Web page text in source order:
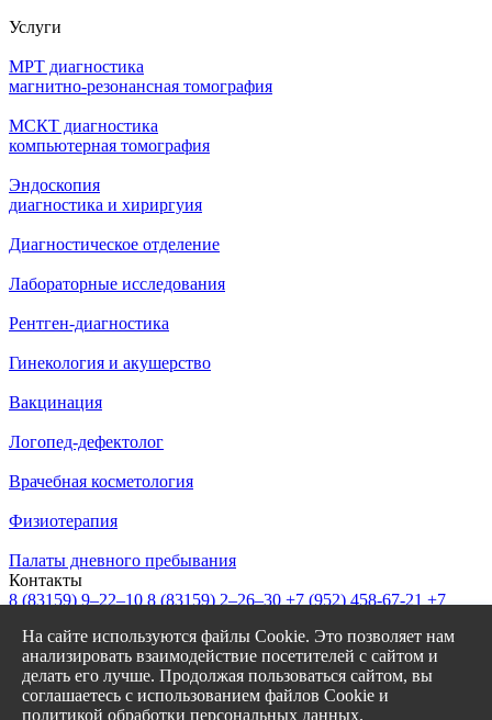
Услуги
МРТ диагностика
магнитно-резонансная томография
МСКТ диагностика
компьютерная томография
Эндоскопия
диагностика и хириргуия
Диагностическое отделение
Лабораторные исследования
Рентген-диагностика
Гинекология и акушерство
Вакцинация
Логопед-дефектолог
Врачебная косметология
Физиотерапия
Палаты дневного пребывания
Контакты
8 (83159) 9–22–10 8 (83159) 2–26–30 +7 (952) 458-67-21 +7
info@garantiya-bor.ru
Режим работы
Пн–Пт с 7:30 до 20:00
Cб-Вс с 8:00 до 17:00
На сайте используются файлы Cookie. Это позволяет нам
анализировать взаимодействие посетителей с сайтом и
делать его лучше. Продолжая пользоваться сайтом, вы
соглашаетесь с использованием файлов Cookie и
политикой обработки персональных данных.